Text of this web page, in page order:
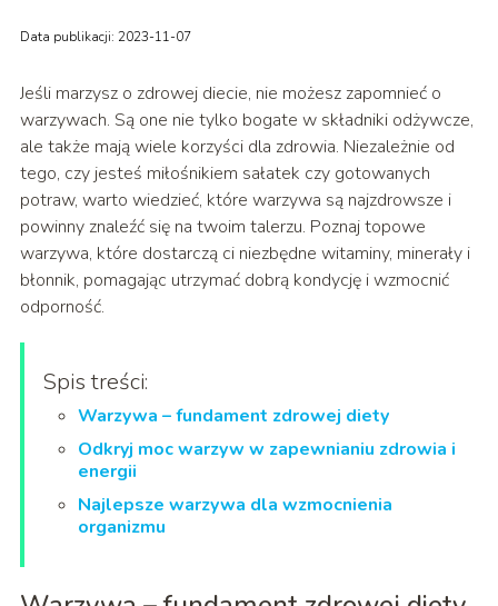
Data publikacji: 2023-11-07
Jeśli marzysz o zdrowej diecie, nie możesz zapomnieć o
warzywach. Są one nie tylko bogate w składniki odżywcze,
ale także mają wiele korzyści dla zdrowia. Niezależnie od
tego, czy jesteś miłośnikiem sałatek czy gotowanych
potraw, warto wiedzieć, które warzywa są najzdrowsze i
powinny znaleźć się na twoim talerzu. Poznaj topowe
warzywa, które dostarczą ci niezbędne witaminy, minerały i
błonnik, pomagając utrzymać dobrą kondycję i wzmocnić
odporność.
Spis treści:
Warzywa – fundament zdrowej diety
Odkryj moc warzyw w zapewnianiu zdrowia i
energii
Najlepsze warzywa dla wzmocnienia
organizmu